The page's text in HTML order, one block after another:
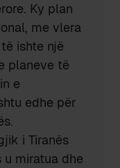
Ky plan
me vlera
ishte një
planeve të
e
edhe për
i Tiranës
miratua dhe